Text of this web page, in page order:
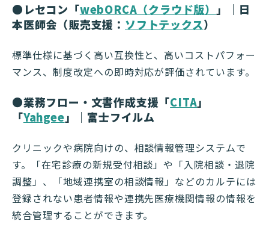
●レセコン「webORCA（クラウド版）
」｜日
本医師会（販売支援： ソフトテックス）
標準仕様に基づく高い互換性と、高いコストパフォー
マンス、制度改定への即時対応が評価されています。
●業務フロー・文書作成支援「CITA」
「Yahgee」｜富士フイルム
クリニックや病院向けの、相談情報管理システムで
す。「在宅診療の新規受付相談」や「入院相談・退院
調整」、「地域連携室の相談情報」などのカルテには
登録されない患者情報や連携先医療機関情報の情報を
統合管理することができます。